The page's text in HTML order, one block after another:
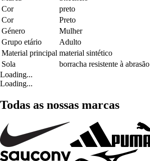
Cor
preto
Cor
Preto
Género
Mulher
Grupo etário
Adulto
Material principal material sintético
Sola
borracha resistente à abrasão
Loading...
Loading...
Todas as nossas marcas